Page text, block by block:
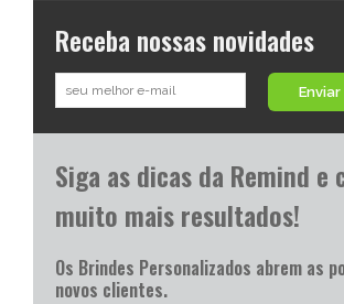
Receba nossas novidades
Enviar
Siga as dicas da Remind e
muito mais resultados!
Os Brindes Personalizados abrem as
novos clientes.